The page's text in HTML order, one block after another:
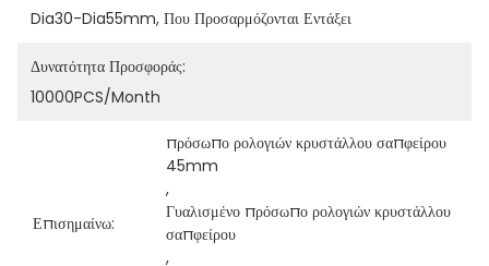
Dia30-Dia55mm, Που Προσαρμόζονται Εντάξει
Δυνατότητα Προσφοράς:
10000PCS/Month
Επισημαίνω:
πρόσωπο ρολογιών κρυστάλλου σαπφείρου
45mm
,
Γυαλισμένο πρόσωπο ρολογιών κρυστάλλου
σαπφείρου
,